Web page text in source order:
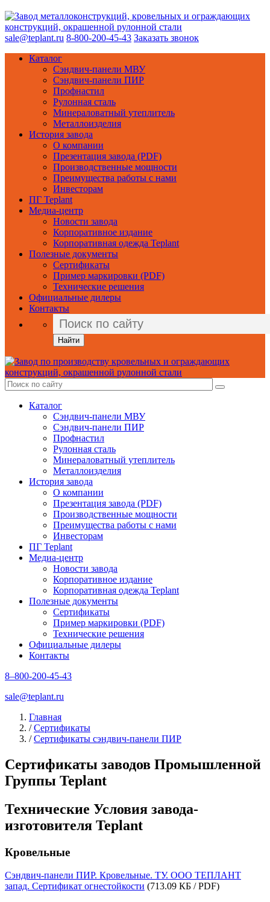
sale@teplant.ru 8-800-200-45-43 Заказать звонок
Каталог
Сэндвич-панели МВУ
Сэндвич-панели ПИР
Профнастил
Рулонная сталь
Минераловатный утеплитель
Металлоизделия
История завода
О компании
Презентация завода (PDF)
Производственные мощности
Преимущества работы с нами
Инвесторам
ПГ Teplant
Медиа-центр
Новости завода
Корпоративное издание
Корпоративная одежда Teplant
Полезные документы
Сертификаты
Пример маркировки (PDF)
Технические решения
Официальные дилеры
Контакты
Найти
Каталог
Сэндвич-панели МВУ
Сэндвич-панели ПИР
Профнастил
Рулонная сталь
Минераловатный утеплитель
Металлоизделия
История завода
О компании
Презентация завода (PDF)
Производственные мощности
Преимущества работы с нами
Инвесторам
ПГ Teplant
Медиа-центр
Новости завода
Корпоративное издание
Корпоративная одежда Teplant
Полезные документы
Сертификаты
Пример маркировки (PDF)
Технические решения
Официальные дилеры
Контакты
8–800-200-45-43
sale@teplant.ru
Главная
/ Сертификаты
/ Сертификаты сэндвич-панели ПИР
Сертификаты заводов Промышленной
Группы Teplant
Технические Условия завода-
изготовителя Teplant
Кровельные
Сэндвич-панели ПИР. Кровельные. ТУ. ООО ТЕПЛАНТ
запад. Сертификат огнестойкости (713.09 КБ / PDF)